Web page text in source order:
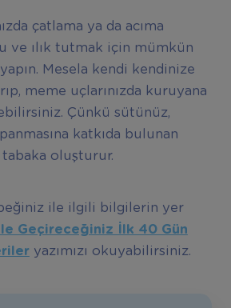
çatlama ya da acıma
ve ılık tutmak için mümkün
Mesela kendi kendinize
meme uçlarınızda kuruyana
Çünkü sütünüz,
katkıda bulunan
oluşturur.
ile ilgili bilgilerin yer
Geçireceğiniz İlk 40 Gün
yazımızı okuyabilirsiniz.